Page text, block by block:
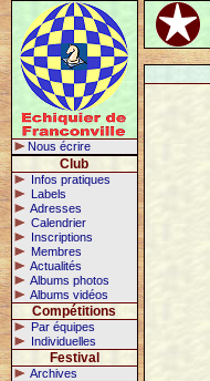
Nous écrire
Club
Infos pratiques
Labels
Adresses
Calendrier
Inscriptions
Membres
Actualités
Albums photos
Albums vidéos
Compétitions
Par équipes
Individuelles
Festival
Archives